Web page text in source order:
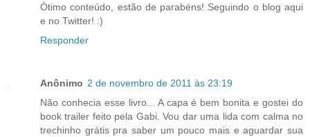
Ótimo conteúdo, estão de parabéns! Seguindo o blog aqui
e no Twitter! :)
Responder
Anônimo 2 de novembro de 2011 às 23:19
Não conhecia esse livro... A capa é bem bonita e gostei do
book trailer feito pela Gabi. Vou dar uma lida com calma no
trechinho grátis pra saber um pouco mais e aguardar sua